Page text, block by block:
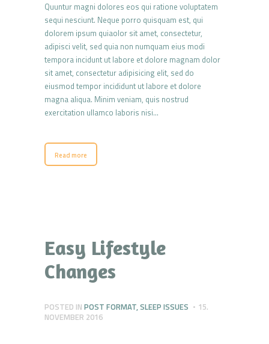
Quuntur magni dolores eos qui ratione voluptatem
sequi nesciunt. Neque porro quisquam est, qui
dolorem ipsum quiaolor sit amet, consectetur,
adipisci velit, sed quia non numquam eius modi
tempora incidunt ut labore et dolore magnam dolor
sit amet, consectetur adipisicing elit, sed do
eiusmod tempor incididunt ut labore et dolore
magna aliqua. Minim veniam, quis nostrud
exercitation ullamco laboris nisi…
Read more
Easy Lifestyle
Changes
POSTED IN POST FORMAT,SLEEP ISSUES
15.
NOVEMBER 2016